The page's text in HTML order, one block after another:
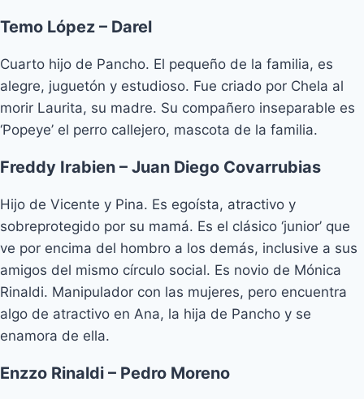
Temo López – Darel
Cuarto hijo de Pancho. El pequeño de la familia, es
alegre, juguetón y estudioso. Fue criado por Chela al
morir Laurita, su madre. Su compañero inseparable es
‘Popeye’ el perro callejero, mascota de la familia.
Freddy Irabien – Juan Diego Covarrubias
Hijo de Vicente y Pina. Es egoísta, atractivo y
sobreprotegido por su mamá. Es el clásico ‘junior’ que
ve por encima del hombro a los demás, inclusive a sus
amigos del mismo círculo social. Es novio de Mónica
Rinaldi. Manipulador con las mujeres, pero encuentra
algo de atractivo en Ana, la hija de Pancho y se
enamora de ella.
Enzzo Rinaldi – Pedro Moreno